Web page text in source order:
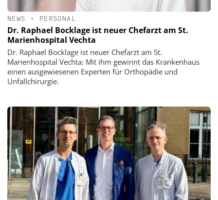
NEWS • PERSONAL
Dr. Raphael Bocklage ist neuer Chefarzt am St.
Marienhospital Vechta
Dr. Raphael Bocklage ist neuer Chefarzt am St.
Marienhospital Vechta: Mit ihm gewinnt das Krankenhaus
einen ausgewiesenen Experten für Orthopädie und
Unfallchirurgie.